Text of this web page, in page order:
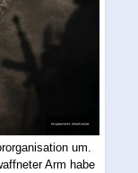
um.
Arm habe